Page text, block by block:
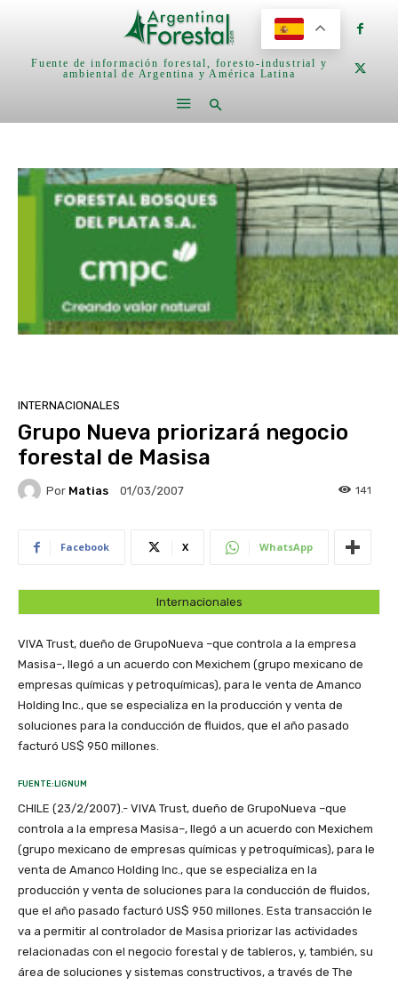
Fuente de información forestal, foresto-industrial y
ambiental de Argentina y América Latina
INTERNACIONALES
Grupo Nueva priorizará negocio
forestal de Masisa
Por Matias 01/03/2007 141
Facebook X WhatsApp
Internacionales
VIVA Trust, dueño de GrupoNueva –que controla a la empresa
Masisa–, llegó a un acuerdo con Mexichem (grupo mexicano de
empresas químicas y petroquímicas), para le venta de Amanco
Holding Inc., que se especializa en la producción y venta de
soluciones para la conducción de fluidos, que el año pasado
facturó US$ 950 millones.
FUENTE:LIGNUM
CHILE (23/2/2007).- VIVA Trust, dueño de GrupoNueva –que
controla a la empresa Masisa–, llegó a un acuerdo con Mexichem
(grupo mexicano de empresas químicas y petroquímicas), para le
venta de Amanco Holding Inc., que se especializa en la
producción y venta de soluciones para la conducción de fluidos,
que el año pasado facturó US$ 950 millones. Esta transacción le
va a permitir al controlador de Masisa priorizar las actividades
relacionadas con el negocio forestal y de tableros, y, también, su
área de soluciones y sistemas constructivos, a través de The